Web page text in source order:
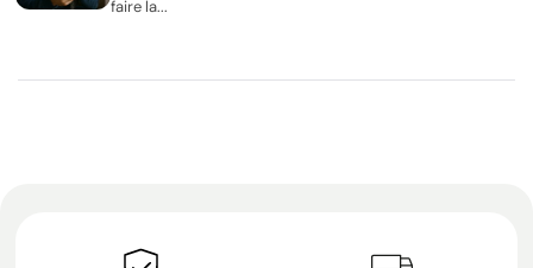
faire la...